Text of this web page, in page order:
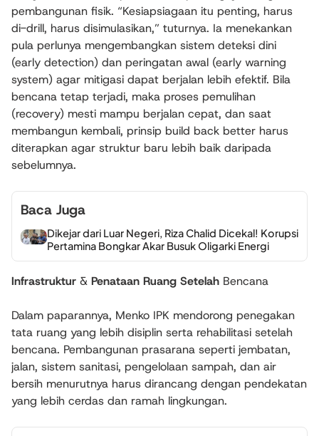
pembangunan fisik. “Kesiapsiagaan itu penting, harus
di-drill, harus disimulasikan,” tuturnya. Ia menekankan
pula perlunya mengembangkan sistem deteksi dini
(early detection) dan peringatan awal (early warning
system) agar mitigasi dapat berjalan lebih efektif. Bila
bencana tetap terjadi, maka proses pemulihan
(recovery) mesti mampu berjalan cepat, dan saat
membangun kembali, prinsip build back better harus
diterapkan agar struktur baru lebih baik daripada
sebelumnya.
Baca Juga
Dikejar dari Luar Negeri, Riza Chalid Dicekal! Korupsi
Pertamina Bongkar Akar Busuk Oligarki Energi
Infrastruktur & Penataan Ruang Setelah Bencana
Dalam paparannya, Menko IPK mendorong penegakan
tata ruang yang lebih disiplin serta rehabilitasi setelah
bencana. Pembangunan prasarana seperti jembatan,
jalan, sistem sanitasi, pengelolaan sampah, dan air
bersih menurutnya harus dirancang dengan pendekatan
yang lebih cerdas dan ramah lingkungan.